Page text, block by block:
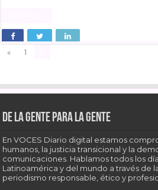
« 1
De la gente para la gente
En VOCES Diario digital estamos
humanos, la justicia transicional y la
comunicaciones. Hablamos todos los
Latinoamérica y del mundo a través de
periodismo responsable, ético y